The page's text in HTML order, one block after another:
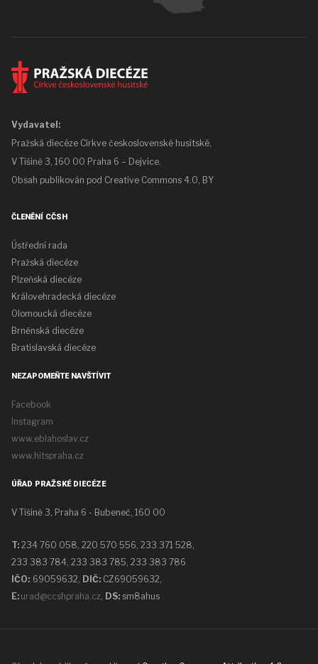
Vydavatel:
Pražská diecéze Církve československé husitské,
V Tišině 3, 160 00 Praha 6 – Dejvice.
Obsah publikován pod Creative Commons 4.0, BY
ČLENĚNÍ CČSH
Ústřední rada
Pražská diecéze
Plzeňská diecéze
Královehradecká diecéze
Olomoucká diecéze
Brněnská diecéze
Bratislavská diecéze
NEZAPOMEŇTE NAVŠTÍVIT
Facebook
Instagram
www.eblahoslav.cz
www.hitspraha.cz
ÚŘAD PRAŽSKÉ DIECÉZE
V Tišině 3, Praha 6 - Bubeneč, 160 00
T: 234 760 058, 220 570 556, 233 371 528,
233 383 784, 233 383 785, 233 383 786
IČO: 69059632, DIČ: CZ69059632
E: urad@ccshpraha.cz DS: sm8ahus